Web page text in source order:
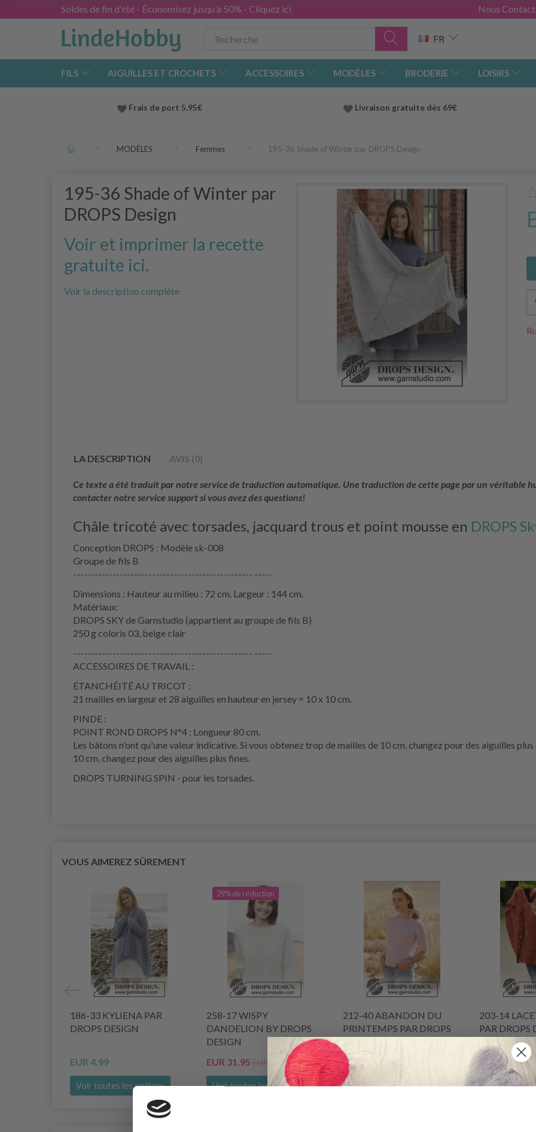
Soldes de fin d'été - Économisez jusqu'à 50% - Cliquez ici Nous
FR
FILS AIGUILLES ET CROCHETS ACCESSOIRES MODÈLES BRODERIE LOISIRS
Frais de port 5.95€ Livraison gratuite dès 69€
MODÈLES Femmes 195-36 Shade of Winter par DROPS Design
195-36 Shade of Winter par
DROPS Design
Voir et imprimer la recette
gratuite ici.
Voir la description complète
LA DESCRIPTION AVIS (0)
Ce texte a été traduit par notre service de traduction automatique. Une traduction de cette page par un véritable
contacter notre service support si vous avez des questions!
Châle tricoté avec torsades, jacquard trous et point mousse en DROPS
Conception DROPS : Modèle sk-008
Groupe de fils B
-------------------------------------------------- -----
Dimensions : Hauteur au milieu : 72 cm. Largeur : 144 cm.
Matériaux:
DROPS SKY de Garnstudio (appartient au groupe de fils B)
250 g coloris 03, beige clair
-------------------------------------------------- -----
ACCESSOIRES DE TRAVAIL :
ÉTANCHÉITÉ AU TRICOT :
21 mailles en largeur et 28 aiguilles en hauteur en jersey = 10 x 10 cm.
PINDE :
POINT ROND DROPS N°4 : Longueur 80 cm.
Les bâtons n'ont qu'une valeur indicative. Si vous obtenez trop de mailles de 10 cm, changez pour des aiguilles
10 cm, changez pour des aiguilles plus fines.
DROPS TURNING SPIN - pour les torsades.
VOUS AIMEREZ SÛREMENT
186-33 KYLIENA PAR
DROPS DESIGN
EUR 4.99
Voir toutes les options
29% de réduction
258-17 WISPY
DANDELION BY DROPS
DESIGN
EUR 31.95 EUR 45.45
Voir toutes les options
212-40 ABANDON DU
PRINTEMPS PAR DROPS
EUR 13.80
Voir toutes les options
203-14
PAR DROPS
EUR 32.85
Voir toutes